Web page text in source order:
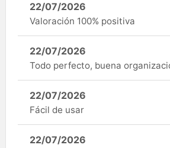
22/07/2026
Valoración 100% positiva
22/07/2026
Todo perfecto, buena
22/07/2026
Fácil de usar
22/07/2026